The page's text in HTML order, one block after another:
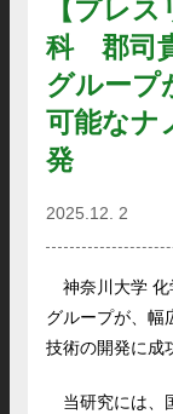
【プレ
科 郡司
グループ
可能なナ
発
2025.12. 2
神奈川大学 化
グループが、幅
技術の開発に成
当研究には、